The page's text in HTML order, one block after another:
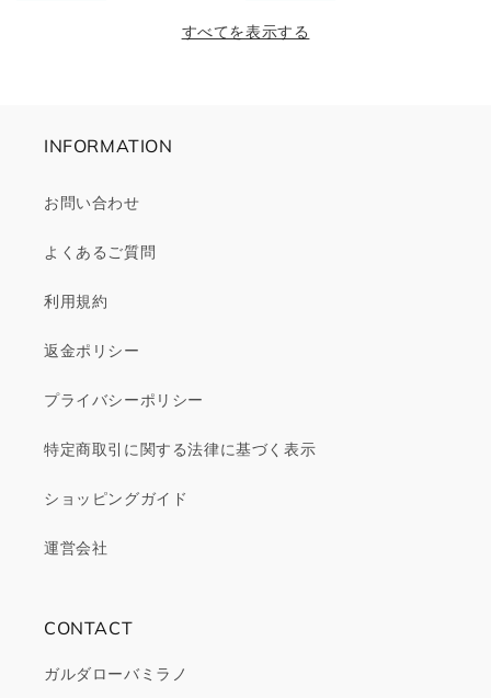
格
価
すべてを表示する
INFORMATION
お問い合わせ
よくあるご質問
利用規約
返金ポリシー
プライバシーポリシー
特定商取引に関する法律に基づく表示
ショッピングガイド
運営会社
CONTACT
ガルダローバミラノ